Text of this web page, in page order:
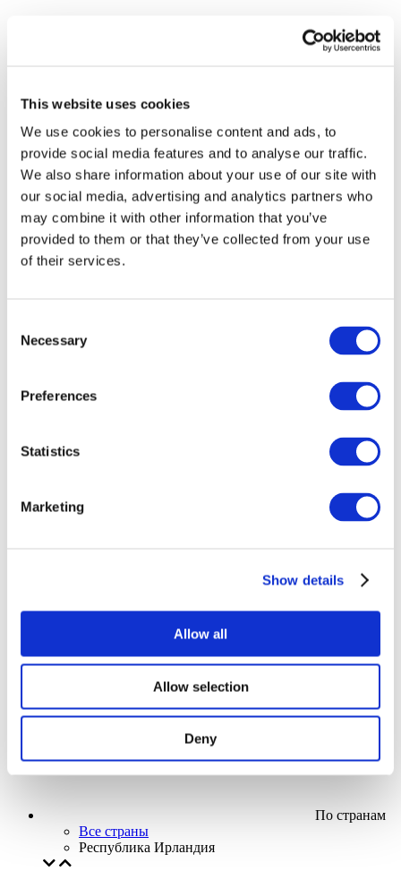
This website uses cookies
We use cookies to personalise content and ads, to
provide social media features and to analyse our traffic.
We also share information about your use of our site with
our social media, advertising and analytics partners who
may combine it with other information that you’ve
provided to them or that they’ve collected from your use
of their services.
Selection
Necessary
Preferences
Statistics
Marketing
Show details
Allow all
Allow selection
Deny
Без поджанра
Применить
По странам
Все страны
Республика Ирландия